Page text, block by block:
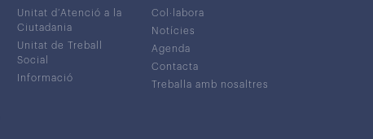
Unitat d’Atenció a la
Ciutadania
Unitat de Treball
Social
Informació
Col·labora
Notícies
Agenda
Contacta
Treballa amb nosaltres